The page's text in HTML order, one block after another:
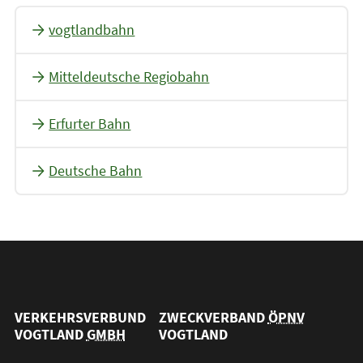
vogtlandbahn
Mitteldeutsche Regiobahn
Erfurter Bahn
Deutsche Bahn
VERKEHRSVERBUND
VOGTLANDGMBH
ZWECKVERBANDÖPNV
VOGTLAND